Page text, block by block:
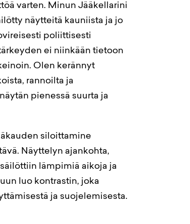
varten. Minun Jääkellarini
näytteitä kauniista ja jo
poliittisesti
ei niinkään tietoon
Olen kerännyt
rannoilta ja
pienessä suurta ja
siloittamine
Näyttelyn ajankohta,
lämpimiä aikoja ja
luo kontrastin, joka
ja suojelemisesta.